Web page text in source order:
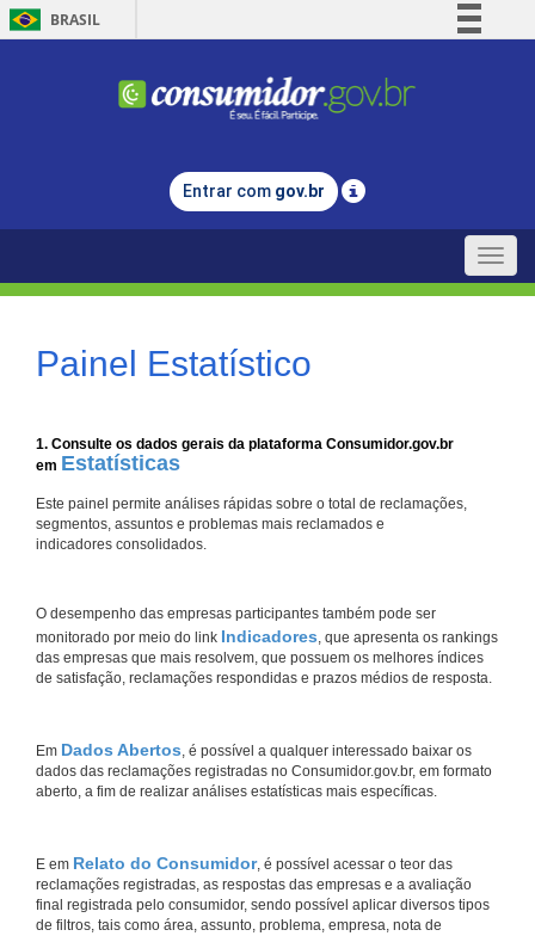
BRASIL
Comunica BR
Legislação
Entrar com gov.br
Toggle
Painel Estatístico
1. Consulte os dados gerais da plataforma Consumidor.gov.br
em Estatísticas
Este painel permite análises rápidas sobre o total de reclamações,
segmentos, assuntos e problemas mais reclamados e
indicadores consolidados.
O desempenho das empresas participantes também pode ser
monitorado por meio do link Indicadores, que apresenta os rankings
das empresas que mais resolvem, que possuem os melhores índices
de satisfação, reclamações respondidas e prazos médios de resposta.
Em Dados Abertos, é possível a qualquer interessado baixar os
dados das reclamações registradas no Consumidor.gov.br, em formato
aberto, a fim de realizar análises estatísticas mais específicas.
E em Relato do Consumidor, é possível acessar o teor das
reclamações registradas, as respostas das empresas e a avaliação
final registrada pelo consumidor, sendo possível aplicar diversos tipos
de filtros, tais como área, assunto, problema, empresa, nota de